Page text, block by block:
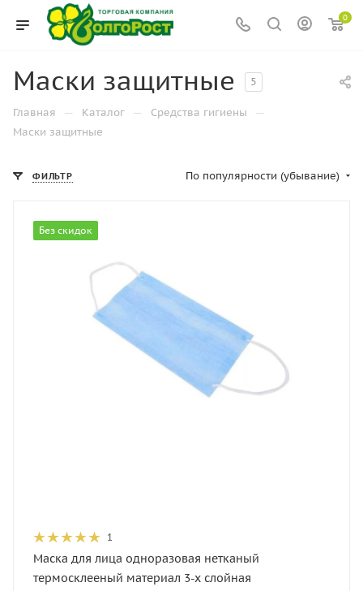
0
Маски защитные 5
Главная — Каталог — Средства гигиены —
Маски защитные
ФИЛЬТР По популярности (убывание)
Без скидок
1
Маска для лица одноразовая нетканый
термосклееный материал 3-х слойная